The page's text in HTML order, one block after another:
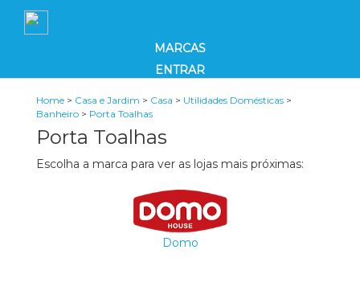
MARCAS
ENTRAR
Home > Casa e Jardim > Casa > Utilidades Domésticas >
Banheiro > Porta Toalhas
Porta Toalhas
Escolha a marca para ver as lojas mais próximas:
Domo